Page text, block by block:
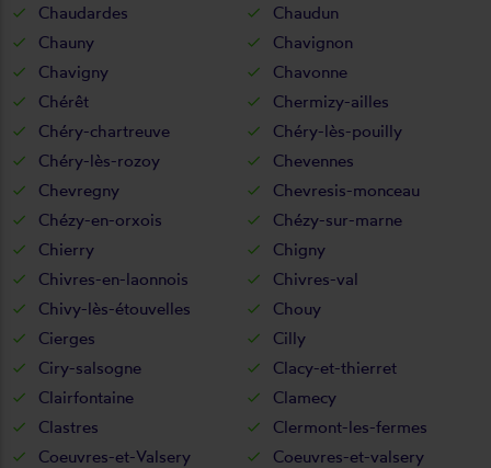
Chaudardes
Chaudun
Chauny
Chavignon
Chavigny
Chavonne
Chérêt
Chermizy-ailles
Chéry-chartreuve
Chéry-lès-pouilly
Chéry-lès-rozoy
Chevennes
Chevregny
Chevresis-monceau
Chézy-en-orxois
Chézy-sur-marne
Chierry
Chigny
Chivres-en-laonnois
Chivres-val
Chivy-lès-étouvelles
Chouy
Cierges
Cilly
Ciry-salsogne
Clacy-et-thierret
Clairfontaine
Clamecy
Clastres
Clermont-les-fermes
Coeuvres-et-Valsery
Coeuvres-et-valsery